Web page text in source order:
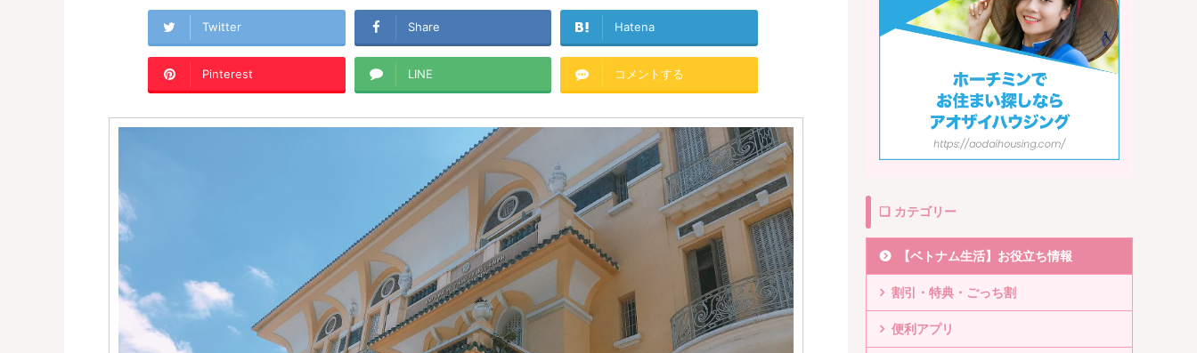
Twitter Share Hatena
Pinterest LINE コメントする
❏ カテゴリー
【ベトナム生活】お役立ち情報
割引・特典・ごっち割
便利アプリ